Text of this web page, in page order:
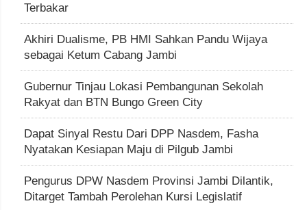
Terbakar
Akhiri Dualisme, PB HMI Sahkan Pandu Wijaya
sebagai Ketum Cabang Jambi
Gubernur Tinjau Lokasi Pembangunan Sekolah
Rakyat dan BTN Bungo Green City
Dapat Sinyal Restu Dari DPP Nasdem, Fasha
Nyatakan Kesiapan Maju di Pilgub Jambi
Pengurus DPW Nasdem Provinsi Jambi Dilantik,
Ditarget Tambah Perolehan Kursi Legislatif